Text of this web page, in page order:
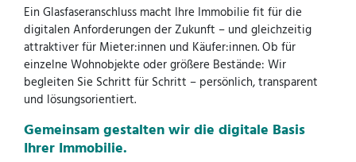
Ein Glasfaseranschluss macht Ihre Immobilie fit für die
digitalen Anforderungen der Zukunft – und gleichzeitig
attraktiver für Mieter:innen und Käufer:innen. Ob für
einzelne Wohnobjekte oder größere Bestände: Wir
begleiten Sie Schritt für Schritt – persönlich, transparent
und lösungsorientiert.
Gemeinsam gestalten wir die digitale Basis
Ihrer Immobilie.